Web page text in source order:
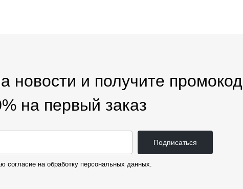
новости и получите промокод
на первый заказ
Подписаться
согласие на обработку персональных данных.